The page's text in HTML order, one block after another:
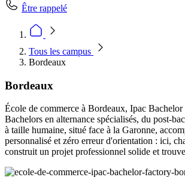
Être rappelé
Tous les campus
Bordeaux
Bordeaux
École de commerce à Bordeaux, Ipac Bachelor
Bachelors en alternance spécialisés, du post-
à taille humaine, situé face à la Garonne,
personnalisé et zéro erreur d'orientation : ici,
construit un projet professionnel solide et